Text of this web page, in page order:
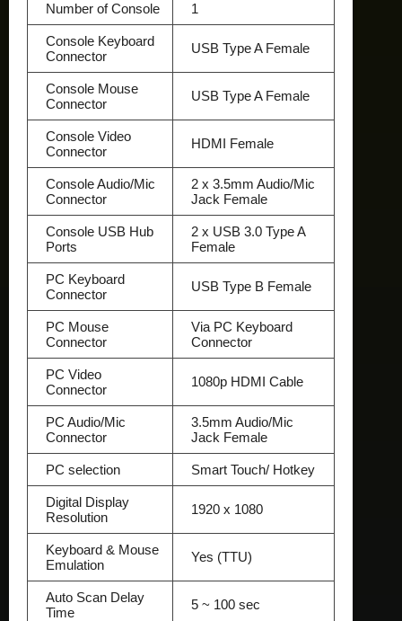
Number of Console 1
Console Keyboard
Connector
USB Type A Female
Console Mouse
Connector
USB Type A Female
Console Video
Connector
HDMI Female
Console Audio/Mic
Connector
2 x 3.5mm Audio/Mic
Jack Female
Console USB Hub
Ports
2 x USB 3.0 Type A
Female
PC Keyboard
Connector
USB Type B Female
PC Mouse
Connector
Via PC Keyboard
Connector
PC Video
Connector
1080p HDMI Cable
PC Audio/Mic
Connector
3.5mm Audio/Mic
Jack Female
PC selection Smart Touch/ Hotkey
Digital Display
Resolution
1920 x 1080
Keyboard & Mouse
Emulation
Yes (TTU)
Auto Scan Delay
Time
5 ~ 100 sec